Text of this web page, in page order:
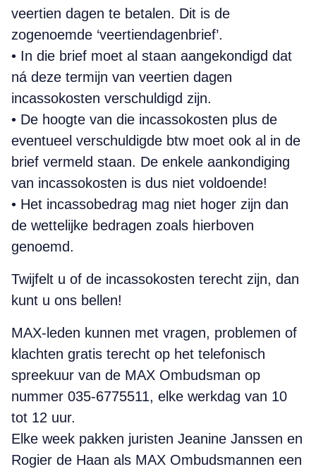
veertien dagen te betalen. Dit is de
zogenoemde ‘veertiendagenbrief’.
• In die brief moet al staan aangekondigd dat
ná deze termijn van veertien dagen
incassokosten verschuldigd zijn.
• De hoogte van die incassokosten plus de
eventueel verschuldigde btw moet ook al in de
brief vermeld staan. De enkele aankondiging
van incassokosten is dus niet voldoende!
• Het incassobedrag mag niet hoger zijn dan
de wettelijke bedragen zoals hier­boven
genoemd.
Twijfelt u of de incassokosten terecht zijn, dan
kunt u ons bellen!
MAX-leden kunnen met vragen, problemen of
klachten gratis terecht op het telefonisch
spreekuur van de MAX Ombudsman op
nummer 035-6775511, elke werkdag van 10
tot 12 uur.
Elke week pakken juristen Jeanine Janssen en
Rogier de Haan als MAX Ombudsmannen een